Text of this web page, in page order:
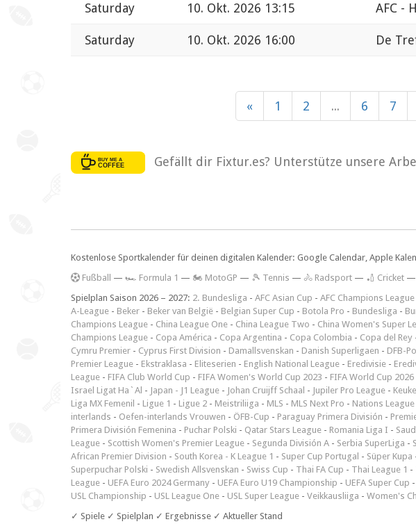
Saturday 10. Okt. 2026 13:15 AFC -
Saturday 10. Okt. 2026 16:00 De
« 1 2 ... 6 7
Gefällt dir Fixtur.es? Unterstütze unsere
Kostenlose Sportkalender für deinen digitalen Kalender: Google Calendar, Apple
Fußball — 🏎️ Formula 1 — 🏍 MotoGP — 🎾 Tennis — 🚴 Radsport — 🏏 Cricket —
Spielplan Saison 2026 – 2027: 2. Bundesliga - AFC Asian Cup - AFC Champions League
A-League - Beker - Beker van België - Belgian Super Cup - Botola Pro - Bundesliga -
Champions League - China League One - China League Two - China Women's Super
Champions League - Copa América - Copa Argentina - Copa Colombia - Copa del Rey
Cymru Premier - Cyprus First Division - Damallsvenskan - Danish Superligaen - DFB-
Premier League - Ekstraklasa - Eliteserien - English National League - Eredivisie -
League - FIFA Club World Cup - FIFA Women's World Cup 2023 - FIFA World Cup 2026
Israel Ligat Ha`Al - Japan - J1 League - Johan Cruijff Schaal - Jupiler Pro League -
Liga MX Femenil - Ligue 1 - Ligue 2 - Meistriliiga - MLS - MLS Next Pro - Nations League
interlands - Oefen-interlands Vrouwen - ÖFB-Cup - Paraguay Primera División -
Primera División Femenina - Puchar Polski - Qatar Stars League - Romania Liga I -
League - Scottish Women's Premier League - Segunda División A - Serbia SuperLiga -
African Premier Division - South Korea - K League 1 - Super Cup Portugal - Süper Kupa
Superpuchar Polski - Swedish Allsvenskan - Swiss Cup - Thai FA Cup - Thai League 1 -
League - UEFA Euro 2024 Germany - UEFA Euro U19 Championship - UEFA Super Cup -
USL Championship - USL League One - USL Super League - Veikkausliiga - Women's
✓ Spiele ✓ Spielplan ✓ Ergebnisse ✓ Aktueller Stand